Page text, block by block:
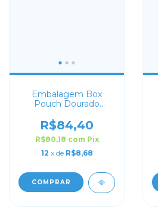
Embalagem Box
Pouch Dourado
R$84,40
R$80,18 com Pix
12 x de R$8,68
COMPRAR